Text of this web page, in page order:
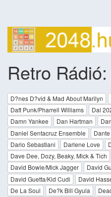
Retro Rádió:
D?nes D?vid & Mad About Marilyn
Daft Punk/Pharrell Williams
Dal
Damn Yankee
Dan Hartman
Daniel Sentacruz Ensemble
Dario Sebastiani
Darlene Love
Dave Dee, Dozy, Beaky, Mick & Tich
David Bowie/Mick Jagger
David
David Guetta/Kid Cudi
David
De La Soul
De?k Bill Gyula